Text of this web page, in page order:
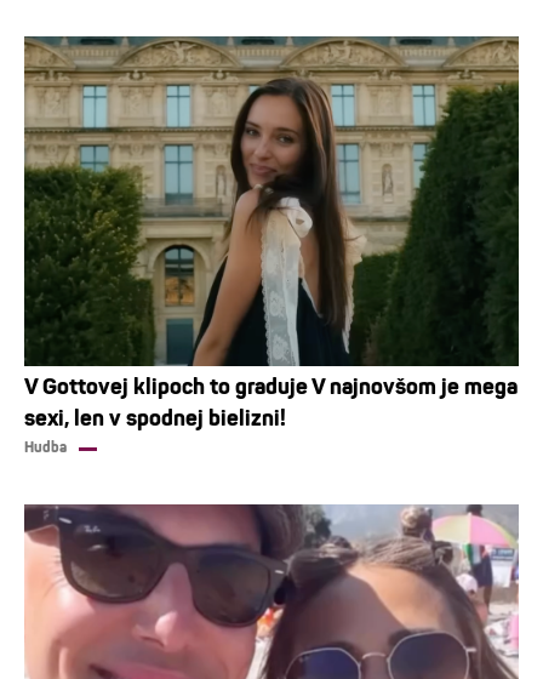
V Gottovej klipoch to graduje V najnovšom je mega
sexi, len v spodnej bielizni!
Hudba